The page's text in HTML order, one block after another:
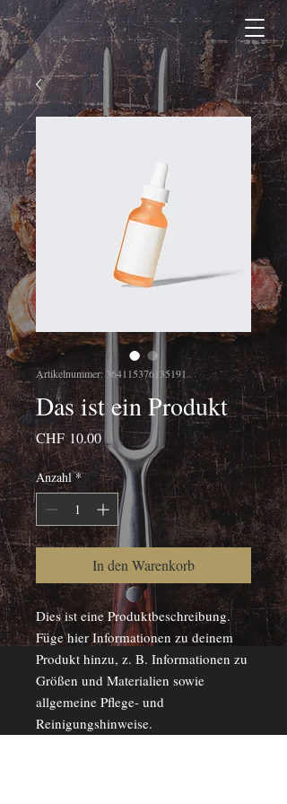
Artikelnummer: 364115376135191
Das ist ein Produkt
CHF 10.00Preis
Anzahl *
In den Warenkorb
Dies ist eine Produktbeschreibung.
Füge hier Informationen zu deinem
Produkt hinzu, z. B. Informationen zu
Größen und Materialien sowie
allgemeine Pflege- und
Reinigungshinweise.